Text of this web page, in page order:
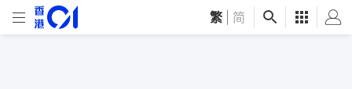
繁 简